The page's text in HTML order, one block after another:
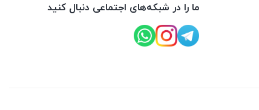
ما را در شبکه‌های اجتماعی دنبال کنید